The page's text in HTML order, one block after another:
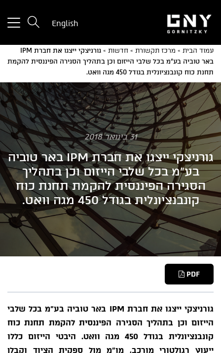
a
English
עמוד הבית » מרכז תקשורת » חדשות »
גורניצקי ייצגו את חברת IPM
באר טוביה בע"מ בכל שלבי הייזום וכן בתהליך הסגירה הפיננסית להקמת
תחנת כוח קונבנציונלית בגודל 450 מגה וואט.
31 בינואר 2018
גורניצקי ייצגו את חברת IPM באר טוביה
בע"מ בכל שלבי הייזום וכן בתהליך
הסגירה הפיננסית להקמת תחנת כוח
קונבנציונלית בגודל 450 מגה וואט.
PDF
גורניצקי ייצגו את חברת IPM באר טוביה בע"מ בכל שלבי
הייזום וכן בתהליך הסגירה הפיננסית להקמת תחנת כוח
קונבנציונלית בגודל 450 מגה וואט. היבטי הייזום כללו
ייעוץ רגולטורי מורכב, מו"מ מול ספקית הציוד וקבלן